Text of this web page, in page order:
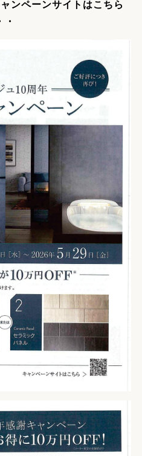
ンペーンサイトはこちら